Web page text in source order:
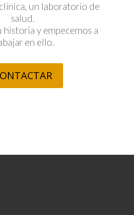
un laboratorio de
salud.
y empecemos a
en ello.